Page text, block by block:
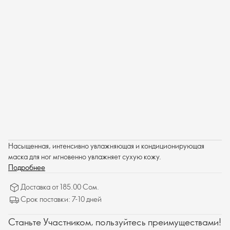
Насыщенная, интенсивно увлажняющая и кондиционирующая
маска для ног мгновенно увлажняет сухую кожу.
Подробнее
Доставка от 185.00 Сом.
Срок поставки: 7-10 дней
Станьте Участником, пользуйтесь преимуществами!